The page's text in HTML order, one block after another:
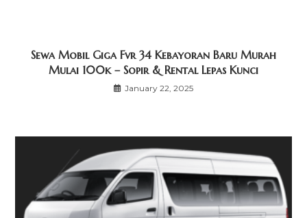
Sewa Mobil Giga Fvr 34 Kebayoran Baru Murah
Mulai 100k – Sopir & Rental Lepas Kunci
January 22, 2025